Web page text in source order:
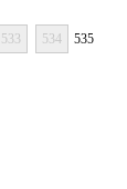
533 534
535